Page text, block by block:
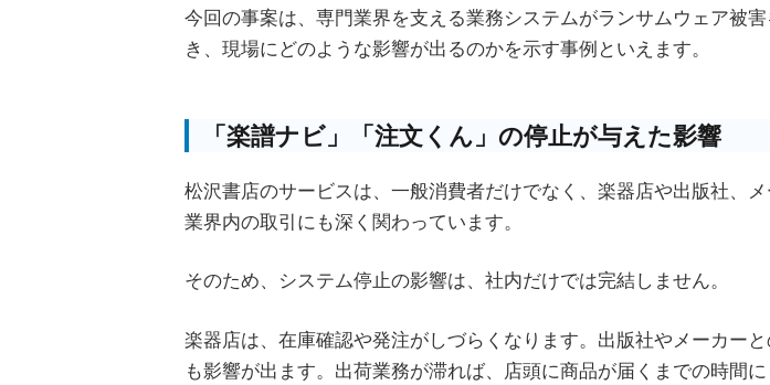
今回の事案は、専門業界を支える業務システムがランサムウェア被害
き、現場にどのような影響が出るのかを示す事例といえます。
「楽譜ナビ」「注文くん」の停止が与えた影響
松沢書店のサービスは、一般消費者だけでなく、楽器店や出版社、メ
業界内の取引にも深く関わっています。
そのため、システム停止の影響は、社内だけでは完結しません。
楽器店は、在庫確認や発注がしづらくなります。出版社やメーカー
も影響が出ます。出荷業務が滞れば、店頭に商品が届くまでの時間